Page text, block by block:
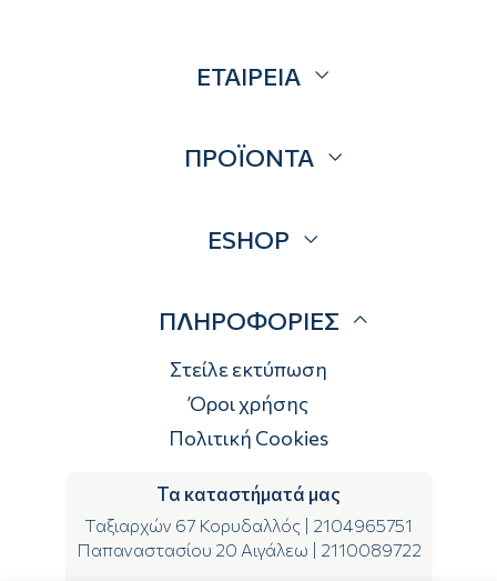
ΕΤΑΙΡΕΙΑ
Επικοινωνία
ΠΡΟΪΟΝΤΑ
Brands
ESHOP
Τρόποι αποστολής
Τρόποι πληρωμής
Επιστροφές
ΠΛΗΡΟΦΟΡΙΕΣ
Στείλε εκτύπωση
Όροι χρήσης
Πολιτική Cookies
Τα καταστήματά μας
Ταξιαρχών 67 Κορυδαλλός
2104965751
Παπαναστασίου 20 Αιγάλεω
2110089722